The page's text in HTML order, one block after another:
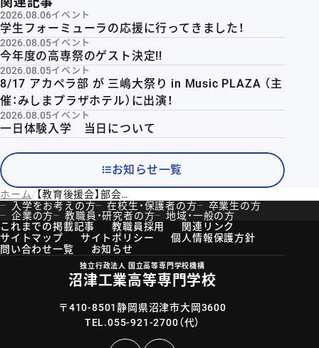
2026.08.06イベント
学生フォーミューラの応援に行ってきました！
2026.08.05イベント
今年度の高専祭のゲスト決定!!
2026.08.05イベント
8/17 アカペラ部 が 三嶋大祭り in Music PLAZA （主
催：みしまプラザホテル）に出演！
2026.08.05イベント
一日体験入学 当日について
お知らせ一覧
ホーム
【教育後援会】部会を実施しました
入学をお考えの方
在校生・保護者の方
卒業生の方
企業の方
教職員・研究者の方
地域・一般の方
これまでの掲載記事
教職員採用
関連リンク
サイトマップ
サイトポリシー
個人情報保護方針
問い合わせ一覧
お知らせ
独立行政法人 国立高等専門学校機構
沼津工業高等専門学校
〒410-8501静岡県沼津市大岡3600
TEL.055-921-2700（代）